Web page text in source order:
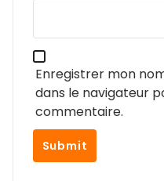
Enregistrer mon
dans le navigateur
commentaire.